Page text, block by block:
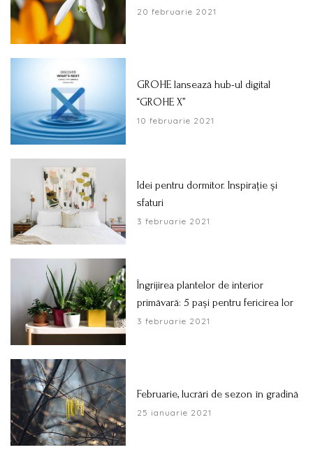
20 februarie 2021
GROHE lansează hub-ul digital
“GROHE X”
10 februarie 2021
Idei pentru dormitor. Inspirație și
sfaturi
3 februarie 2021
Îngrijirea plantelor de interior
primăvară: 5 pași pentru fericirea lor
3 februarie 2021
Februarie, lucrări de sezon în gradină
25 ianuarie 2021